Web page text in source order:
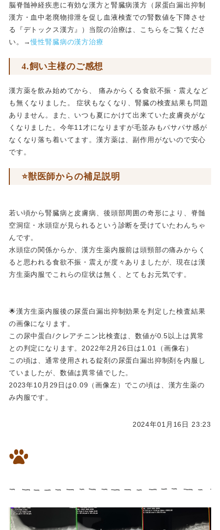
脳脊髄神経疾患に有効な漢方と腎臓病漢方（尿蛋白漏出抑制
漢方・血中老廃物排泄を促し血液検査での腎数値を下降させ
る『デトックス漢方』）当院の治療は、こちらをご覧くださ
い。→慢性腎臓病の漢方治療
4.飼い主様のご感想
漢方薬を飲み始めてから、 痛みからくる食欲不振・震えなど
も無くなりました。 症状もなくなり、腎臓の検査結果も問題
ありません。また、いつも夏にかけて出来ていた皮膚炎がな
くなりました。今年11才になりますが毛並みもパサパサ感が
なくなり落ち着いてます。漢方薬は、副作用がないので安心
です。
⭐️獣医師からの補足説明
若い頃から腎臓病と皮膚病、後頭部周囲の奇形により、脊髄
空洞症・水頭症が見られるという診断を受けていたわんちゃ
んです。
水頭症の関係からか、漢方生薬内服前は頭頸部の痛みからく
ると思われる食欲不振・震えが度々ありましたが、現在は漢
方生薬内服でこれらの症状は無く、とてもお元気です。
🌟漢方生薬内服後の尿蛋白漏出抑制効果を判定した検査結果
の画像になります。
この尿中蛋白/クレアチニン比検査は、数値が0.5以上は異常
との判定になります。2022年2月26日は1.01（画像右）
この頃は、通常使用される錠剤の尿蛋白漏出抑制剤を内服し
ていましたが、数値は異常値でした。
2023年10月29日は0.09（画像左）でこの頃は、漢方生薬の
み内服です。
2024年01月16日 23:23